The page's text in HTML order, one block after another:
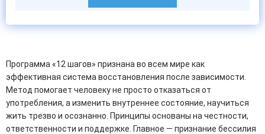
Программа «12 шагов» признана во всем мире как
эффективная система восстановления после зависимости.
Метод помогает человеку не просто отказаться от
употребления, а изменить внутреннее состояние, научиться
жить трезво и осознанно. Принципы основаны на честности,
ответственности и поддержке. Главное — признание бессилия